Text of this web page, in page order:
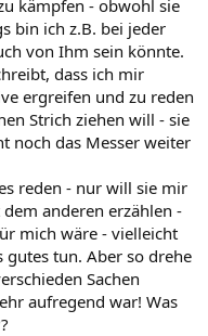
kämpfen - obwohl sie
bin ich z.B. bei jeder
von Ihm sein könnte.
dass ich mir
ergreifen und zu reden
Strich ziehen will - sie
noch das Messer weiter
reden - nur will sie mir
anderen erzählen -
mich wäre - vielleicht
tun. Aber so drehe
Sachen
aufregend war! Was